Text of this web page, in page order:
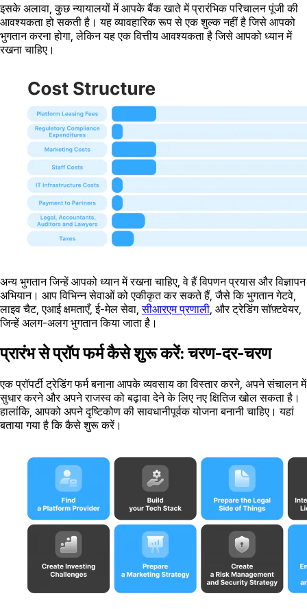
इसके अलावा, कुछ न्यायालयों में आपके बैंक खाते में प्रारंभिक परिचालन पूंजी की
आवश्यकता हो सकती है। यह व्यावहारिक रूप से एक शुल्क नहीं है जिसे आपको
भुगतान करना होगा, लेकिन यह एक वित्तीय आवश्यकता है जिसे आपको ध्यान में
रखना चाहिए।
अन्य भुगतान जिन्हें आपको ध्यान में रखना चाहिए, वे हैं विपणन प्रयास और विज्ञापन
अभियान। आप विभिन्न सेवाओं को एकीकृत कर सकते हैं, जैसे कि भुगतान गेटवे,
लाइव चैट, एआई क्षमताएँ, ई-मेल सेवा,सीआरएम प्रणाली , और ट्रेडिंग सॉफ़्टवेयर,
जिन्हें अलग-अलग भुगतान किया जाता है।
प्रारंभ से प्रॉप फर्म कैसे शुरू करें: चरण-दर-चरण
एक प्रॉपर्टी ट्रेडिंग फर्म बनाना आपके व्यवसाय का विस्तार करने, अपने संचालन में
सुधार करने और अपने राजस्व को बढ़ावा देने के लिए नए क्षितिज खोल सकता है।
हालांकि, आपको अपने दृष्टिकोण की सावधानीपूर्वक योजना बनानी चाहिए। यहां
बताया गया है कि कैसे शुरू करें।